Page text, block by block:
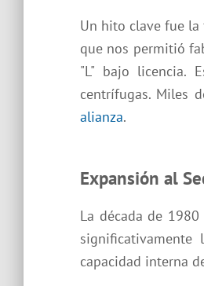
Un hito clave fue la
que nos permitió
"L" bajo licencia.
centrífugas. Miles
alianza.
Expansión al
La década de
significativamente
capacidad interna